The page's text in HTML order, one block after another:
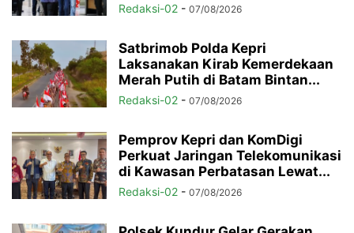
Redaksi-02 - 07/08/2026
Satbrimob Polda Kepri
Laksanakan Kirab Kemerdekaan
Merah Putih di Batam Bintan...
Redaksi-02 - 07/08/2026
Pemprov Kepri dan KomDigi
Perkuat Jaringan Telekomunikasi
di Kawasan Perbatasan Lewat...
Redaksi-02 - 07/08/2026